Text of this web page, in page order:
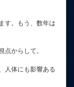
す。もう、数年は
点からして。
人体にも影響ある